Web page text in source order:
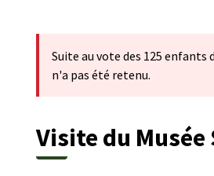
Suite au vote des 125
n'a pas été retenu.
Visite du